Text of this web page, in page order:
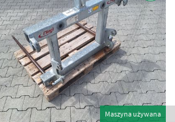
Maszyna używana